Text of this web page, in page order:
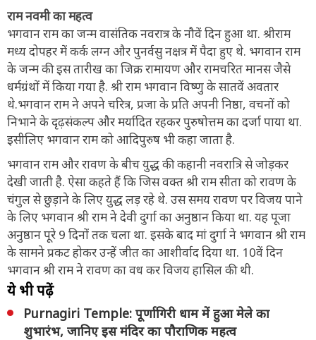
राम नवमी का महत्व
भगवान राम का जन्म वासंतिक नवरात्र के नौवें दिन हुआ था. श्रीराम
मध्य दोपहर में कर्क लग्न और पुनर्वसु नक्षत्र में पैदा हुए थे. भगवान राम
के जन्म की इस तारीख का जिक्र रामायण और रामचरित मानस जैसे
धर्मग्रंथों में किया गया है. श्री राम भगवान विष्णु के सातवें अवतार
थे.भगवान राम ने अपने चरित्र, प्रजा के प्रति अपनी निष्ठा, वचनों को
निभाने के दृढ़संकल्प और मर्यादित रहकर पुरुषोत्तम का दर्जा पाया था.
इसीलिए भगवान राम को आदिपुरुष भी कहा जाता है.
भगवान राम और रावण के बीच युद्ध की कहानी नवरात्रि से जोड़कर
देखी जाती है. ऐसा कहते हैं कि जिस वक्त श्री राम सीता को रावण के
चंगुल से छुड़ाने के लिए युद्ध लड़ रहे थे. उस समय रावण पर विजय पाने
के लिए भगवान श्री राम ने देवी दुर्गा का अनुष्ठान किया था. यह पूजा
अनुष्ठान पूरे 9 दिनों तक चला था. इसके बाद मां दुर्गा ने भगवान श्री राम
के सामने प्रकट होकर उन्हें जीत का आशीर्वाद दिया था. 10वें दिन
भगवान श्री राम ने रावण का वध कर विजय हासिल की थी.
ये भी पढ़ें
Purnagiri Temple: पूर्णागिरी धाम में हुआ मेले का
शुभारंभ, जानिए इस मंदिर का पौराणिक महत्व